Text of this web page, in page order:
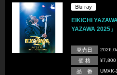
Blu-ray
EIKICHI
YAZAWA 2025」
発売日
価 格 ¥7,800
品 番 UMXK-